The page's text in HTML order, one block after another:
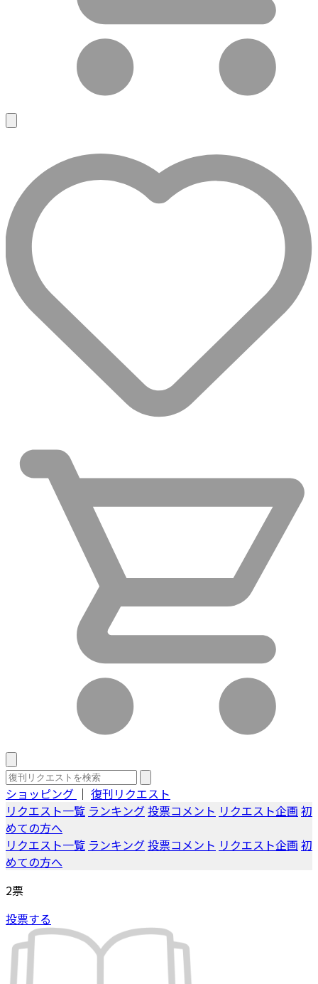
ショッピング ｜ 復刊リクエスト
リクエスト一覧 ランキング投票コメント リクエスト企画 初
めての方へ
リクエスト一覧 ランキング投票コメント リクエスト企画 初
めての方へ
2票
投票する